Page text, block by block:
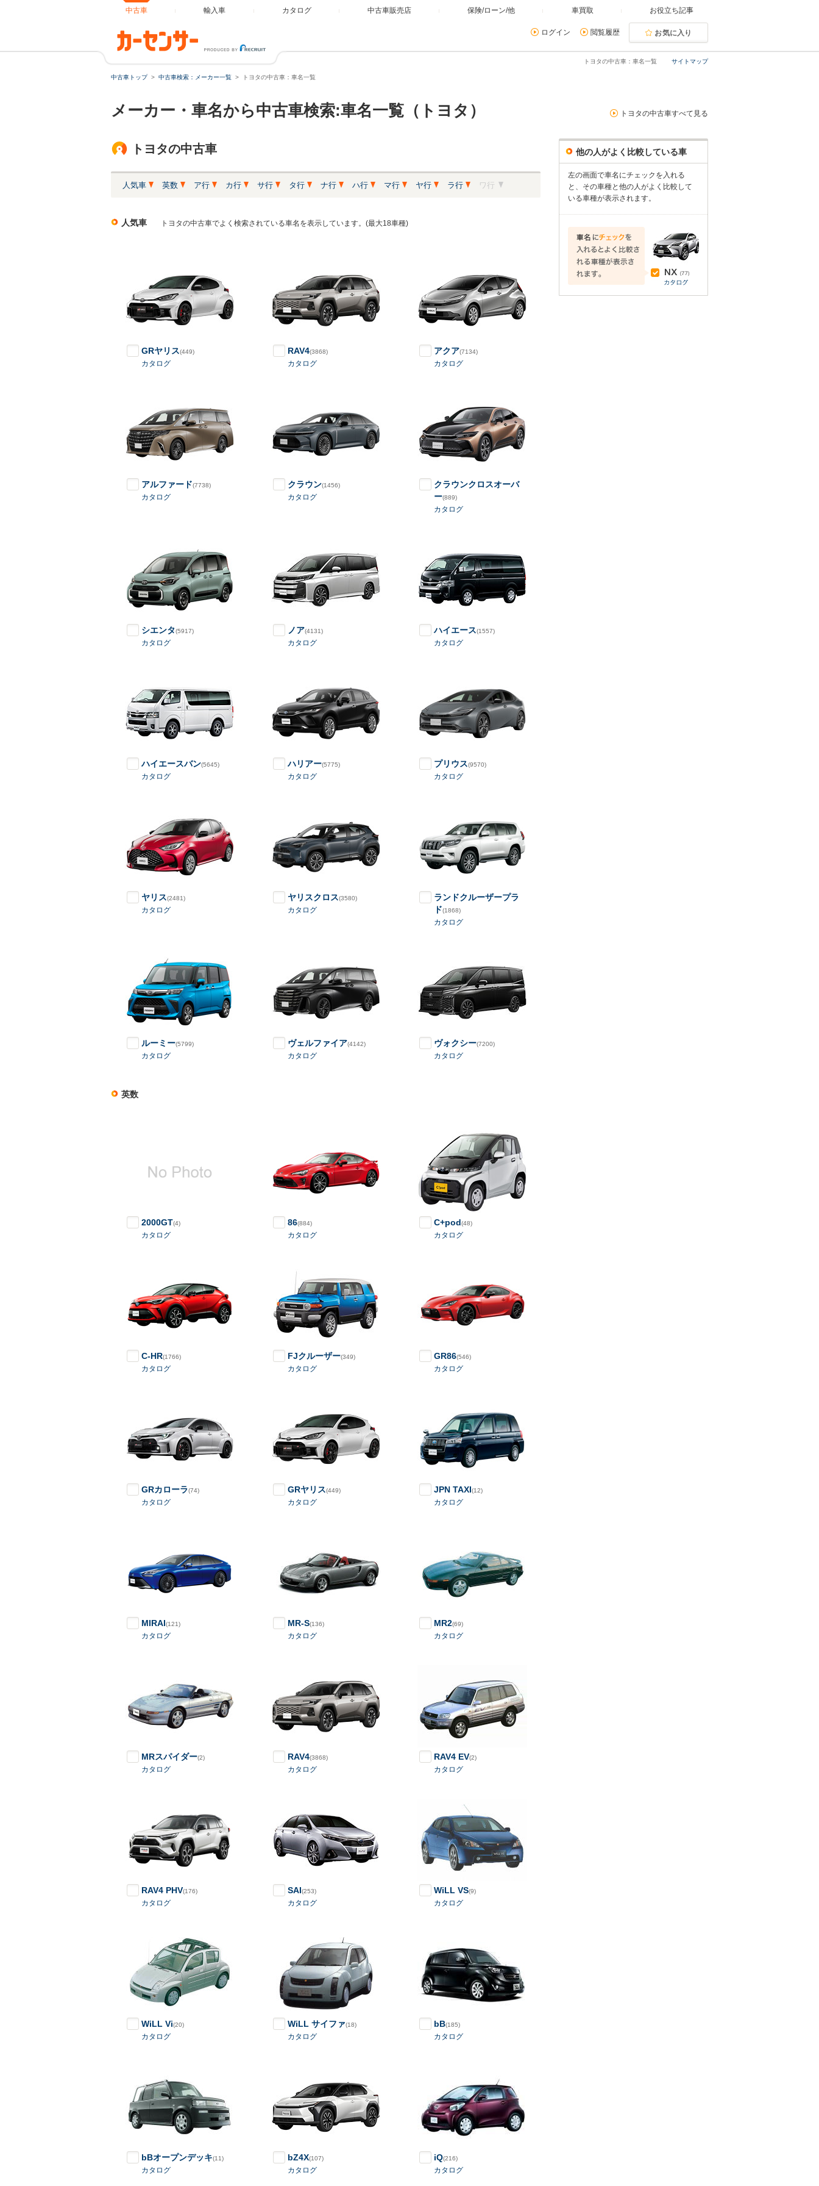
中古車 輸入車 カタログ 中古車販売店 保険/ローン/他 車買取 お役立ち記事
ログイン 閲覧履歴 お気に入り
サイトマップ
トヨタの中古車：車名一覧
中古車トップ 中古車検索：メーカー一覧 トヨタの中古車：車名一覧
メーカー・車名から中古車検索:車名一覧（トヨタ） トヨタの中古車すべて見る
トヨタの中古車
人気車 英数 ア行 カ行 サ行 タ行 ナ行 ハ行 マ行 ヤ行 ラ行 ワ行
人気車 トヨタの中古車でよく検索されている車名を表示しています。(最大18車種)
GRヤリス(449)
カタログ
RAV4(3868)
カタログ
アクア(7134)
カタログ
アルファード(7738)
カタログ
クラウン(1456)
カタログ
クラウンクロスオーバ
ー(889)
カタログ
シエンタ(5917)
カタログ
ノア(4131)
カタログ
ハイエース(1557)
カタログ
ハイエースバン(5645)
カタログ
ハリアー(5775)
カタログ
プリウス(9570)
カタログ
ヤリス(2481)
カタログ
ヤリスクロス(3580)
カタログ
ランドクルーザープラ
ド(1868)
カタログ
ルーミー(5799)
カタログ
ヴェルファイア(4142)
カタログ
ヴォクシー(7200)
カタログ
英数
2000GT(4)
カタログ
86(884)
カタログ
C+pod(48)
カタログ
C-HR(1766)
カタログ
FJクルーザー(349)
カタログ
GR86(546)
カタログ
GRカローラ(74)
カタログ
GRヤリス(449)
カタログ
JPN TAXI(12)
カタログ
MIRAI(121)
カタログ
MR-S(136)
カタログ
MR2(69)
カタログ
MRスパイダー(2)
カタログ
RAV4(3868)
カタログ
RAV4 EV(2)
カタログ
RAV4 PHV(176)
カタログ
SAI(253)
カタログ
WiLL VS(9)
カタログ
WiLL Vi(20)
カタログ
WiLL サイファ(18)
カタログ
bB(185)
カタログ
bBオープンデッキ(11)
カタログ
bZ4X(107)
カタログ
iQ(216)
カタログ
他の人がよく比較している車
左の画面で車名にチェックを入れる
と、その車種と他の人がよく比較して
いる車種が表示されます。